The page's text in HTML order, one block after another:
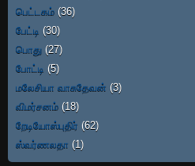
பெட்டகம் (36)
பேட்டி (30)
பொது (27)
போட்டி (5)
மலேசியா வாசுதேவன் (3)
விமர்சனம் (18)
றேடியோஸ்புதிர் (62)
ஸ்வர்ணலதா (1)